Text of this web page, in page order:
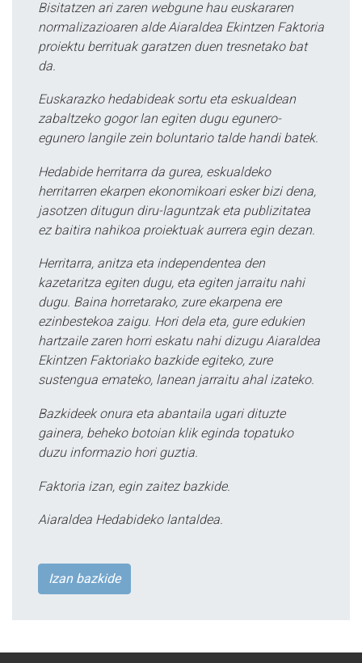
Bisitatzen ari zaren webgune hau euskararen
normalizazioaren alde Aiaraldea Ekintzen Faktoria
proiektu berrituak garatzen duen tresnetako bat
da.
Euskarazko hedabideak sortu eta eskualdean
zabaltzeko gogor lan egiten dugu egunero-
egunero langile zein boluntario talde handi batek.
Hedabide herritarra da gurea, eskualdeko
herritarren ekarpen ekonomikoari esker bizi dena,
jasotzen ditugun diru-laguntzak eta publizitatea
ez baitira nahikoa proiektuak aurrera egin dezan.
Herritarra, anitza eta independentea den
kazetaritza egiten dugu, eta egiten jarraitu nahi
dugu. Baina horretarako, zure ekarpena ere
ezinbestekoa zaigu. Hori dela eta, gure edukien
hartzaile zaren horri eskatu nahi dizugu Aiaraldea
Ekintzen Faktoriako bazkide egiteko, zure
sustengua emateko, lanean jarraitu ahal izateko.
Bazkideek onura eta abantaila ugari dituzte
gainera, beheko botoian klik eginda topatuko
duzu informazio hori guztia.
Faktoria izan, egin zaitez bazkide.
Aiaraldea Hedabideko lantaldea.
Izan bazkide